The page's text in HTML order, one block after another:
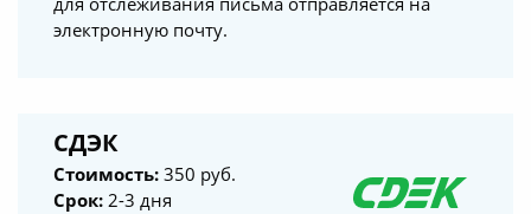
электронную почту.
СДЭК
Стоимость: 350 руб.
Срок: 2-3 дня